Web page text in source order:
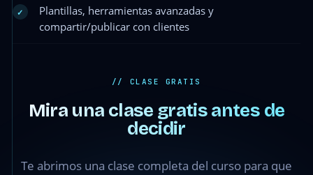
✓
Plantillas, herramientas avanzadas y
compartir/publicar con clientes
// CLASE GRATIS
Mira una clase gratis antes de
decidir
Te abrimos una clase completa del curso para que
1.2 —